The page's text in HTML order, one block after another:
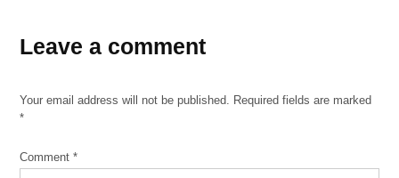
Leave a comment
Your email address will not be published.
Required fields are marked
*
Comment*